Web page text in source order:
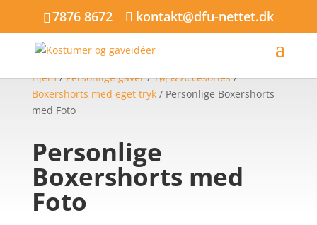
7876 8672 kontakt@dfu-nettet.dk
Hjem/Personlige gaver/Tøj & Accesories/
Boxershorts med eget tryk/ Personlige Boxershorts
med Foto
Personlige
Boxershorts med
Foto